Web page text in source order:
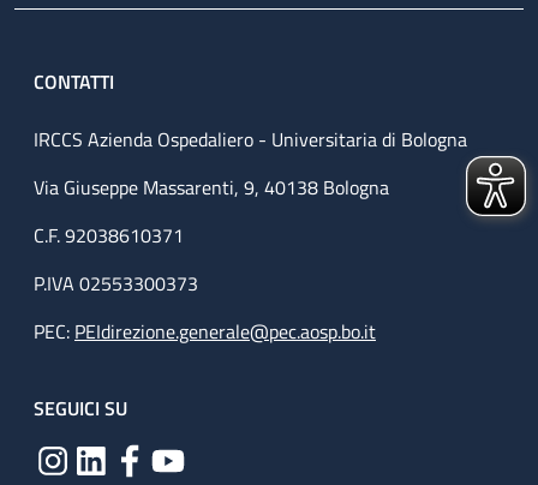
CONTATTI
IRCCS Azienda Ospedaliero - Universitaria di Bologna
Via Giuseppe Massarenti, 9, 40138 Bologna
C.F. 92038610371
P.IVA 02553300373
PEC: PEIdirezione.generale@pec.aosp.bo.it
SEGUICI SU